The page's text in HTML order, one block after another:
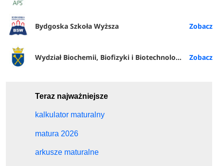
Bydgoska Szkoła Wyższa
Wydział Biochemii, Biofizyki i Biotechnologii UJ
Teraz najważniejsze
kalkulator maturalny
matura 2026
arkusze maturalne